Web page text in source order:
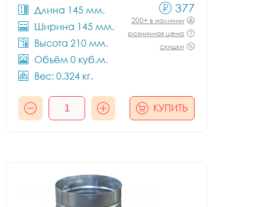
Длина 145 мм.
Ширина 145 мм.
Высота 210 мм.
Объём 0 куб.м.
Вес: 0.324 кг.
377
200+ в наличии
розничная цена
скидки
КУПИТЬ